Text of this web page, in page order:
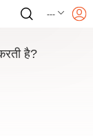
---
है?